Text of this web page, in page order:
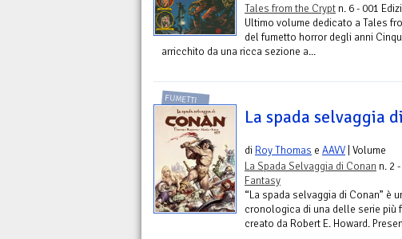
Tales from the Crypt n. 6 - 001
Ultimo volume dedicato a Tales
del fumetto horror degli anni
arricchito da una ricca sezione a...
FUMETTI
La spada selvaggia
di Roy Thomas e AAVV | Volume
La Spada Selvaggia di Conan n. 2
Fantasy
“La spada selvaggia di Conan” è
cronologica di una delle serie più
creato da Robert E. Howard.